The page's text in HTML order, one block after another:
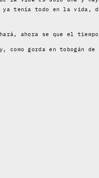
ya tenía todo en la
ahora se que el
gorda en tobogán de